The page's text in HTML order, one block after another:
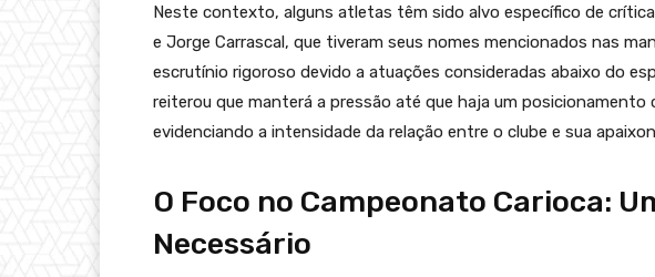
Neste contexto, alguns atletas têm sido alvo específico de
e Jorge Carrascal, que tiveram seus nomes mencionados nas
escrutínio rigoroso devido a atuações consideradas abaixo do
reiterou que manterá a pressão até que haja um posicionamento
evidenciando a intensidade da relação entre o clube e sua
O Foco no Campeonato Carioca:
Necessário